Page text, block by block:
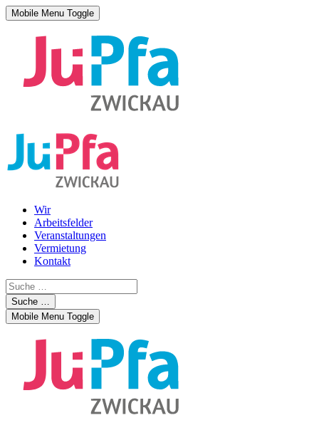
Mobile Menu Toggle
Wir
Arbeitsfelder
Veranstaltungen
Vermietung
Kontakt
Suche …
Mobile Menu Toggle